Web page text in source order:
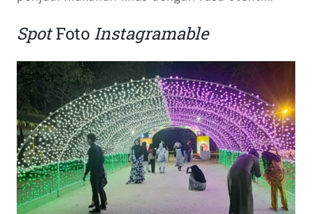
SpotFoto Instagramable